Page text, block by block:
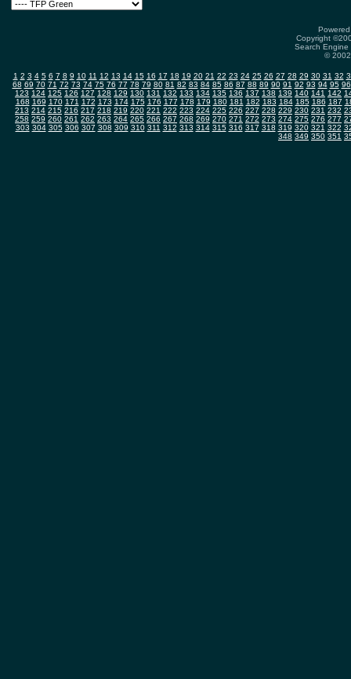
Copyright
Search
©
1 2 3 4 5 6 7 8 9 10 11 12 13 14 15 16 17 18 19 20 21 22 23 24 25 26 27 28 29 30 31 32
68 69 70 71 72 73 74 75 76 77 78 79 80 81 82 83 84 85 86 87 88 89 90 91 92 93 94 95 96
123 124 125 126 127 128 129 130 131 132 133 134 135 136 137 138 139 140 141 142
168 169 170 171 172 173 174 175 176 177 178 179 180 181 182 183 184 185 186 187
213 214 215 216 217 218 219 220 221 222 223 224 225 226 227 228 229 230 231 232
258 259 260 261 262 263 264 265 266 267 268 269 270 271 272 273 274 275 276 277
303 304 305 306 307 308 309 310 311 312 313 314 315 316 317 318 319 320 321 322
348 349 350 351